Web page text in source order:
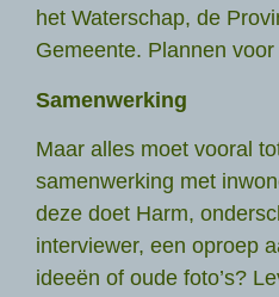
het Waterschap, de
Gemeente. Plannen
Samenwerking
Maar alles moet vooral
samenwerking met
deze doet Harm,
interviewer, een oproep
ideeën of oude foto’s?